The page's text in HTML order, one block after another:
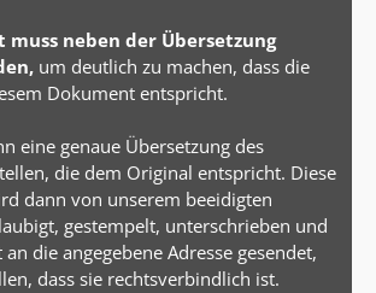
muss neben der Übersetzung
um deutlich zu machen, dass die
Dokument entspricht.
eine genaue Übersetzung des
die dem Original entspricht. Diese
dann von unserem beeidigten
gestempelt, unterschrieben und
die angegebene Adresse gesendet,
dass sie rechtsverbindlich ist.